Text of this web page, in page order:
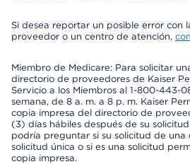
Si desea reportar un posible error con
proveedor o un centro de atención,
Miembro de Medicare: Para solicitar
directorio de proveedores de Kaiser
Servicio a los Miembros al 1-800-443-
semana, de 8 a. m. a 8 p. m. Kaiser
copia impresa del directorio de
(3) días hábiles después de su
podría preguntar si su solicitud de una
solicitud única o si es una solicitud
copia impresa.